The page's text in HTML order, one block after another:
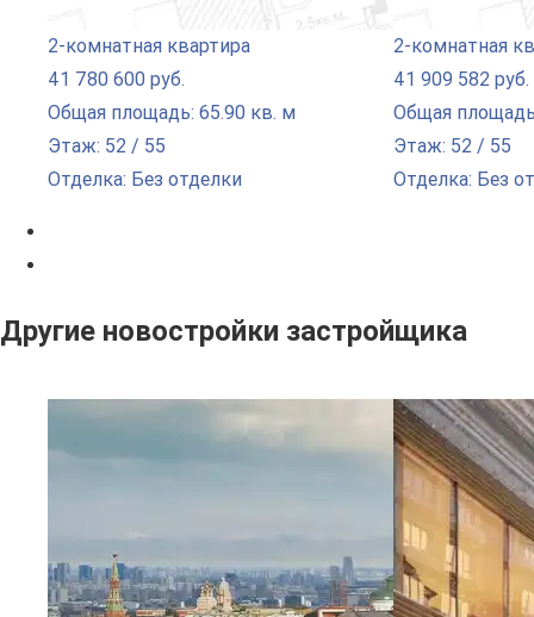
2-комнатная квартира
41 780 600 руб.
Общая площадь: 65.90 кв. м
Этаж: 52 / 55
Отделка: Без отделки
2-комнатная
41 909 582 руб.
Общая
Этаж: 52 / 55
Отделка: Без
Другие новостройки застройщика